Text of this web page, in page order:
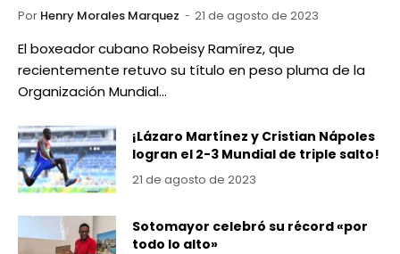
Por Henry Morales Marquez 21 de agosto de 2023
El boxeador cubano Robeisy Ramírez, que
recientemente retuvo su título en peso pluma de la
Organización Mundial…
¡Lázaro Martínez y Cristian Nápoles
logran el 2-3 Mundial de triple salto!
21 de agosto de 2023
Sotomayor celebró su récord «por
todo lo alto»